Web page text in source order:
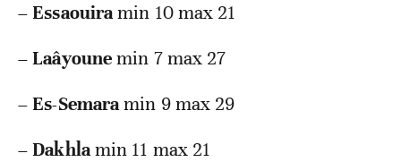
–Essaouiramin 10 max 21
–Laâyounemin 7 max 27
–Es-Semaramin 9 max 29
–Dakhlamin 11 max 21